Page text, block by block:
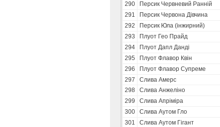
290
Персик Червневий Ранній
291
Персик Червона Дівчина
292
Персик Юла (інжирний)
293
Плуот Гео Прайд
294
Плуот Дапл Данді
295
Плуот Флавор Квін
296
Плуот Флавор Супреме
297
Слива Амерс
298
Слива Анжеліно
299
Слива Апріміра
300
Слива Аутом Гло
301
Слива Аутом Гігант